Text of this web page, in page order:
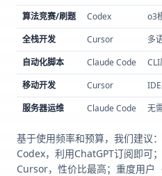
算法竞赛/刷题
Codex o3
全栈开发
Cursor 多
自动化脚本
Claude Code
移动开发
Cursor
服务器运维
Claude Code 无
基于使用频率和预算，我们建议
Codex，利用ChatGPT订阅即可
Cursor，性价比最高；重度用户